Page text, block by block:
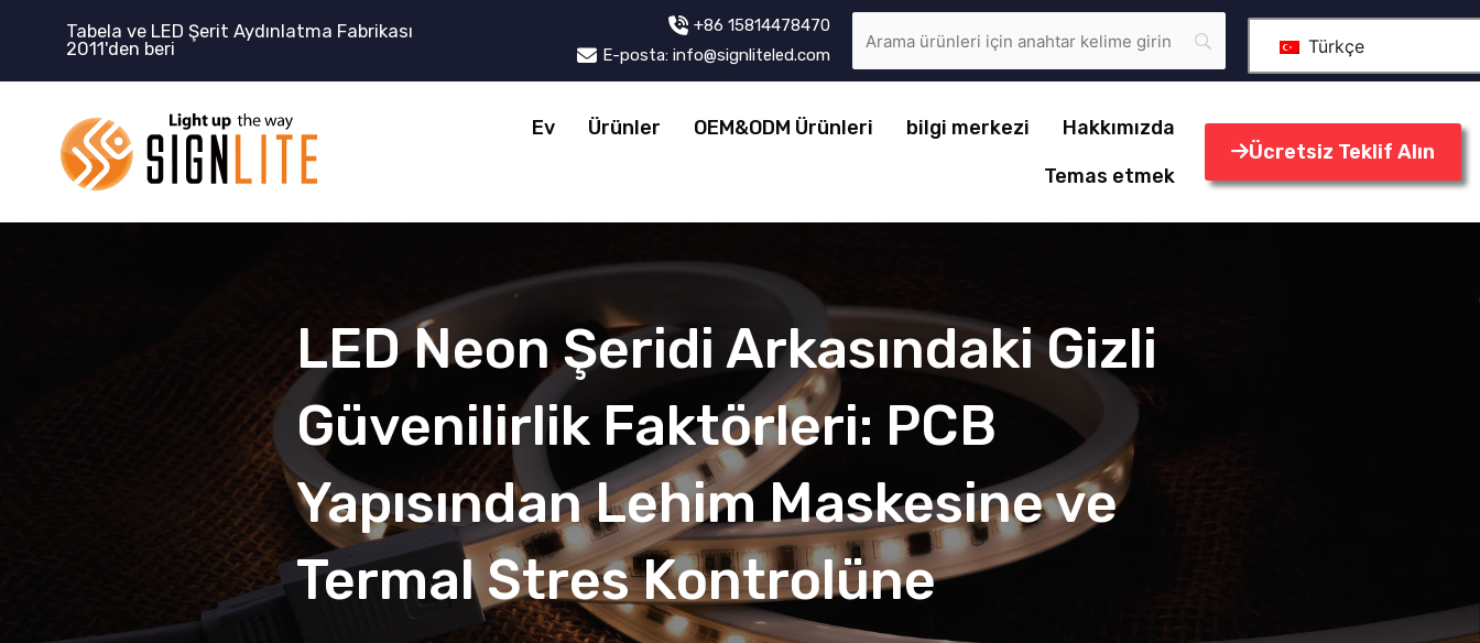
Tabela ve LED Şerit Aydınlatma Fabrikası
2011'den beri
+86 15814478470
E-posta: info@signliteled.com
Türkçe
Ev Ürünler OEM&ODM Ürünleri bilgi merkezi
Hakkımızda
Temas etmek
Ücretsiz Teklif Alın
LED Neon Şeridi Arkasındaki Gizli
Güvenilirlik Faktörleri: PCB
Yapısından Lehim Maskesine ve
Termal Stres Kontrolüne